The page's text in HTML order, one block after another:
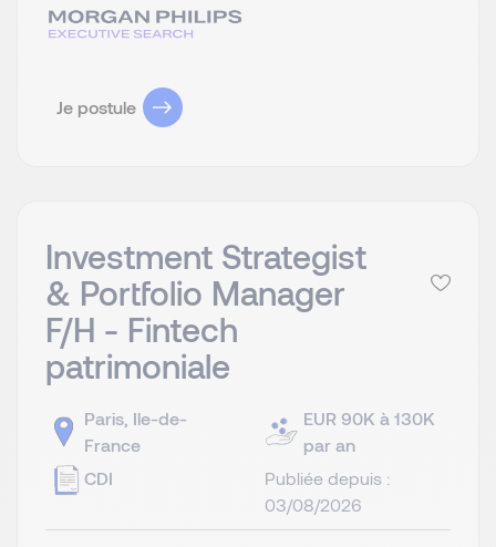
Je postule
Investment Strategist
& Portfolio Manager
F/H - Fintech
patrimoniale
Paris, Ile-de-
France
CDI
EUR 90K à 130K
par an
Publiée depuis :
03/08/2026